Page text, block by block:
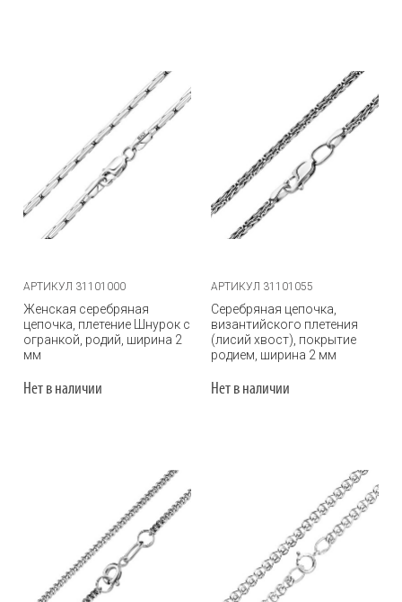
АРТИКУЛ 31101000
Женская серебряная
цепочка, плетение Шнурок с
огранкой, родий, ширина 2
мм
Нет в наличии
АРТИКУЛ 31101055
Серебряная цепочка,
византийского плетения
(лисий хвост), покрытие
родием, ширина 2 мм
Нет в наличии